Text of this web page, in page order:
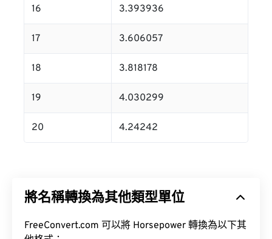
16 3.393936
17 3.606057
18 3.818178
19 4.030299
20 4.24242
將名稱轉換為其他類型單位
FreeConvert.com 可以將 Horsepower 轉換為以下其